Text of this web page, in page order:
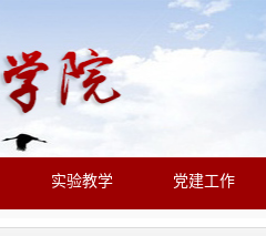
实验教学 党建工作